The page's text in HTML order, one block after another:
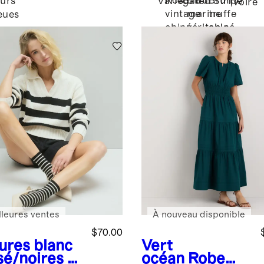
cachemire de
Mongolie
vintage
chiné
marine
véritable
truffe
chiné
Ivoire
blanc
noires P
$70.00
ventes
Vert
océan Robe
À nouveau disponible